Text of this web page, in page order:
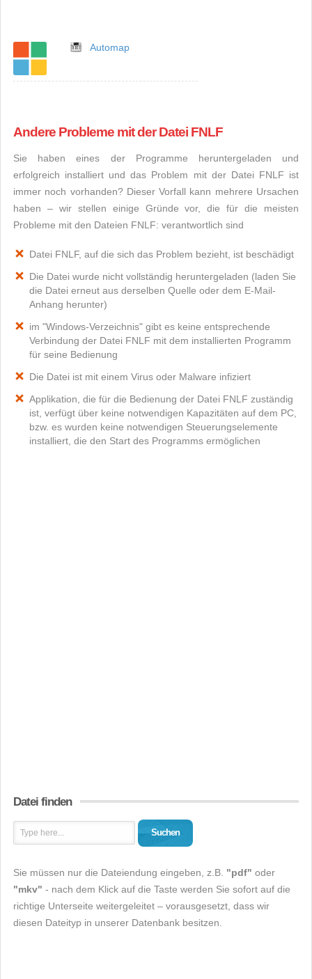
Automap
Andere Probleme mit der Datei FNLF
Sie haben eines der Programme heruntergeladen und
erfolgreich installiert und das Problem mit der Datei FNLF ist
immer noch vorhanden? Dieser Vorfall kann mehrere Ursachen
haben – wir stellen einige Gründe vor, die für die meisten
Probleme mit den Dateien FNLF: verantwortlich sind
Datei FNLF, auf die sich das Problem bezieht, ist beschädigt
Die Datei wurde nicht vollständig heruntergeladen (laden Sie
die Datei erneut aus derselben Quelle oder dem E-Mail-
Anhang herunter)
im "Windows-Verzeichnis" gibt es keine entsprechende
Verbindung der Datei FNLF mit dem installierten Programm
für seine Bedienung
Die Datei ist mit einem Virus oder Malware infiziert
Applikation, die für die Bedienung der Datei FNLF zuständig
ist, verfügt über keine notwendigen Kapazitäten auf dem PC,
bzw. es wurden keine notwendigen Steuerungselemente
installiert, die den Start des Programms ermöglichen
Datei finden
Suchen
Sie müssen nur die Dateiendung eingeben, z.B. "pdf" oder
"mkv" - nach dem Klick auf die Taste werden Sie sofort auf die
richtige Unterseite weitergeleitet – vorausgesetzt, dass wir
diesen Dateityp in unserer Datenbank besitzen.